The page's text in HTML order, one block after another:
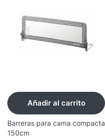
Añadir al carrito
Barreras para cama compacta
150cm